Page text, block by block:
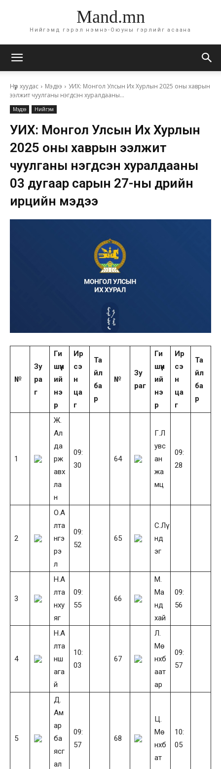
Mand.mn
Нийгэмд гэрэл нэмнэ-Оюуны гэрлийг асаана
Нүүр хуудас Мэдээ
УИХ: Монгол Улсын Их Хурлын 2025 оны хаврын
ээлжит чуулганы нэгдсэн хуралдааны...
Мэдээ Нийгэм
УИХ: Монгол Улсын Их Хурлын
2025 оны хаврын ээлжит
чуулганы нэгдсэн хуралдааны
03 дугаар сарын 27-ны өдрийн
ирцийн мэдээ
№
Зу
ра
г
Ги
шүүн
ий
нэ
р
Ир
сэ
н
ца
г
Та
йл
ба
р
№
Зу
раг
Ги
шүүн
ий
нэ
р
Ир
сэ
н
ца
г
Та
йл
ба
р
1
Ж.
Ал
да
рж
авх
ла
н
09:
30
64
Г.Л
увс
ан
жа
мц
09:
28
2
О.А
лта
нгэ
рэ
л
09:
52
65
С.Лү
нд
эг
3
Н.А
лта
нху
яг
09:
55
66
М.
Ма
нд
хай
09:
56
4
Н.А
лта
нш
ага
й
10:
03
67
Л.
Мө
нхб
аат
ар
09:
57
5
Д.
Ам
ар
ба
ясг
ал
09:
57
68
Ц.
Мө
нхб
ат
10:
05